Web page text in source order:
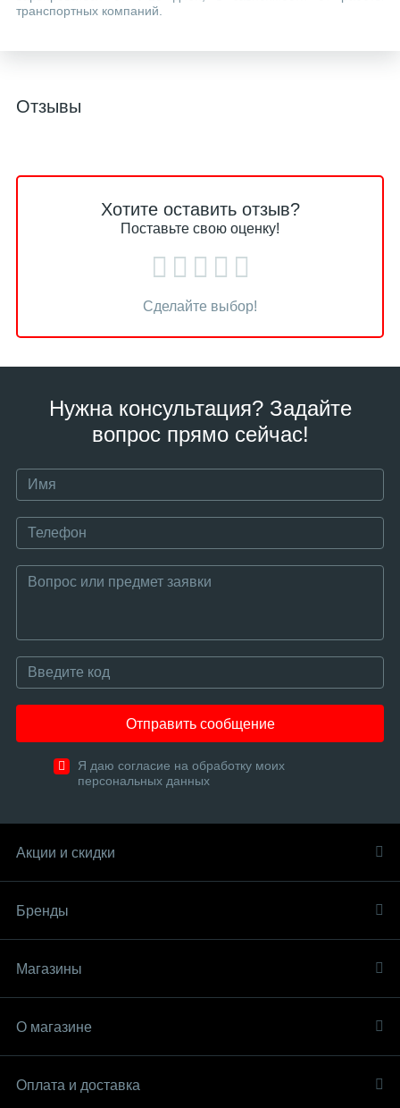
транспортных компаний.
Отзывы
Хотите оставить отзыв?
Поставьте свою оценку!
Сделайте выбор!
Нужна консультация? Задайте
вопрос прямо сейчас!
Отправить сообщение
Я даю согласие на обработку моих
персональных данных
Акции и скидки
Бренды
Магазины
О магазине
Оплата и доставка